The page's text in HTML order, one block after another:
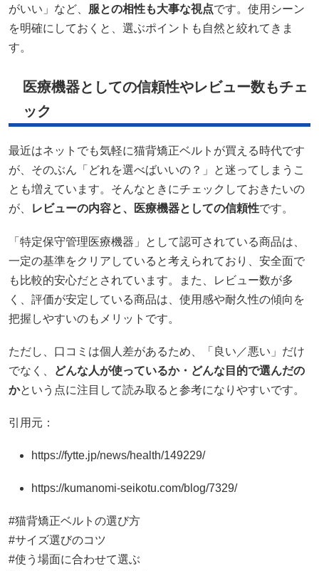
がいい」など、 服との相性も大事な視点です。使用シーン
を明確にしておくと、選ぶポイントも自然と絞れてきま
す。
医療機器としての信頼性やレビュー数もチェ
ック
最近はネットでも気軽に猫背矯正ベルトが買える時代です
が、そのぶん「どれを選べばいいの？」と迷ってしまうこ
とも増えています。そんなときにチェックしておきたいの
が、
レビューの内容と、医療機器としての信頼性です。
「特定保守管理医療機器」として認可されている商品は、
一定の基準をクリアしていると考えられており、安全面で
も比較的安心だとされています。また、レビュー数が多
く、評価が安定している商品は、使用感や耐久性の傾向を
把握しやすいのもメリットです。
ただし、口コミは個人差があるため、「良い／悪い」だけ
でなく、
どんな人が使っているか・どんな目的で選んだの
かという点に注目して読み取ると参考になりやすいです。
引用元：
https://fytte.jp/news/health/149229/
https://kumanomi-seikotu.com/blog/7329/
#猫背矯正ベルトの選び方
#サイズ選びのコツ
#使う場面に合わせて選ぶ